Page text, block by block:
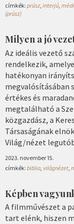
címkék: prúsz, interjú,
(prúsz)
Milyen a jó
Az ideális vezető
rendelkezik,
hatékonyan
megvalósításában
értékes és
megtalálható a
közgazdász, a
Társaságának
Világ/nézet
2023. november 15.
címkék: biblia világnézet
Képben
A filmművészet a
tart elénk, hiszen